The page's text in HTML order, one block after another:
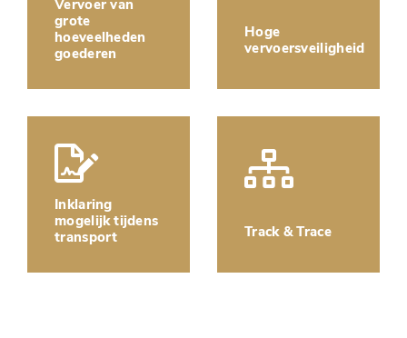
Vervoer van
grote
hoeveelheden
goederen
Hoge
vervoersveiligheid
Inklaring
mogelijk tijdens
transport
Track & Trace